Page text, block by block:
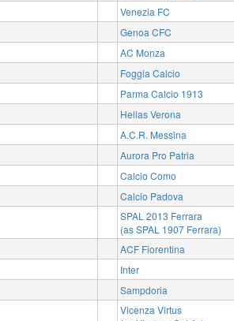
Venezia FC
Genoa CFC
AC Monza
Foggia Calcio
Parma Calcio 1913
Hellas Verona
A.C.R. Messina
Aurora Pro Patria
Calcio Como
Calcio Padova
SPAL 2013 Ferrara
(as SPAL 1907 Ferrara)
ACF Fiorentina
Inter
Sampdoria
Vicenza Virtus